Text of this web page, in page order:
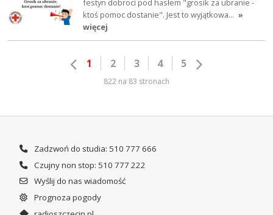
ktoś pomoc dostanie". Jest to wyjątkowa… »
więcej
1 2 3 4 5
822 na 83 stronach
Zadzwoń do studia: 510 777 666
Czujny non stop: 510 777 222
Wyślij do nas wiadomość
Prognoza pogody